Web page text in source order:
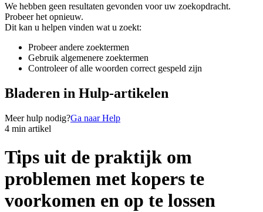
We hebben geen resultaten gevonden voor uw zoekopdracht.
Probeer het opnieuw.
Dit kan u helpen vinden wat u zoekt:
Probeer andere zoektermen
Gebruik algemenere zoektermen
Controleer of alle woorden correct gespeld zijn
Bladeren in Hulp-artikelen
Meer hulp nodig?Ga naar Help
4 min artikel
Tips uit de praktijk om
problemen met kopers te
voorkomen en op te lossen